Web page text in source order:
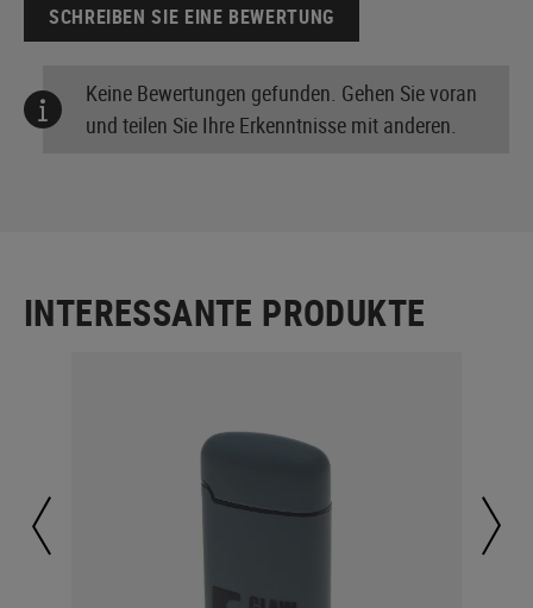
SCHREIBEN SIE EINE BEWERTUNG
Keine Bewertungen gefunden. Gehen Sie voran
und teilen Sie Ihre Erkenntnisse mit anderen.
INTERESSANTE PRODUKTE